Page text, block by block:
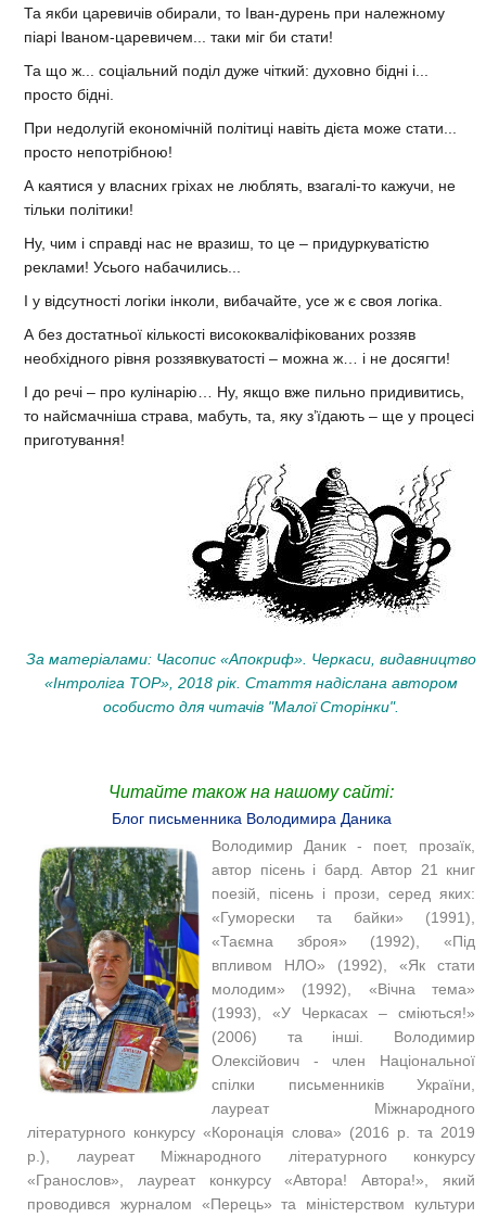
Та якби царевичів обирали, то Іван-дурень при належному
піарі Іваном-царевичем... таки міг би стати!
Та що ж... соціальний поділ дуже чіткий: духовно бідні і...
просто бідні.
При недолугій економічній політиці навіть дієта може стати...
просто непотрібною!
А каятися у власних гріхах не люблять, взагалі-то кажучи, не
тільки політики!
Ну, чим і справді нас не вразиш, то це – придуркуватістю
реклами! Усього набачились...
І у відсутності логіки інколи, вибачайте, усе ж є своя логіка.
А без достатньої кількості висококваліфікованих роззяв
необхідного рівня роззявкуватості – можна ж… і не досягти!
І до речі – про кулінарію… Ну, якщо вже пильно придивитись,
то найсмачніша страва, мабуть, та, яку з’їдають – ще у процесі
приготування!
За матеріалами: Часопис «Апокриф». Черкаси, видавництво
«Інтроліга ТОР», 2018 рік. Стаття надіслана автором
особисто для читачів "Малої Сторінки".
Читайте також на нашому сайті:
Блог письменника Володимира Даника
Володимир Даник - поет, прозаїк,
автор пісень і бард. Автор 21 книг
поезій, пісень і прози, серед яких:
«Гуморески та байки» (1991),
«Таємна зброя» (1992), «Під
впливом НЛО» (1992), «Як стати
молодим» (1992), «Вічна тема»
(1993), «У Черкасах – сміються!»
(2006) та інші. Володимир
Олексійович - член Національної
спілки письменників України,
лауреат Міжнародного
літературного конкурсу «Коронація слова» (2016 р. та 2019
р.), лауреат Міжнародного літературного конкурсу
«Гранослов», лауреат конкурсу «Автора! Автора!», який
проводився журналом «Перець» та міністерством культури